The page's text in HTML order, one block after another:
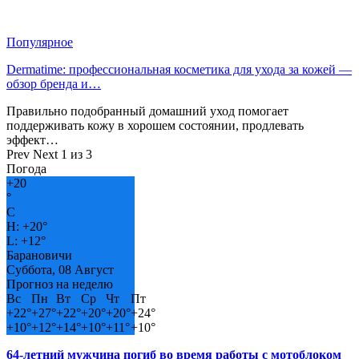
Популярное
Dermatime: профессиональная косметика для ухода за кожей —
обзор бренда и…
Правильно подобранный домашний уход помогает
поддерживать кожу в хорошем состоянии, продлевать
эффект…
Prev Next 1 из 3
Погода
+20
°
C
H: +20°
L: +12°
Барановичи
Суббота, 08 Август
Прогноз на неделю
Вс
Пн Вт Ср Чт
Пт
+22°+27°+22°+20°+20°+24°
+10°+12°+14°+10°+11°+10°
64-летний мужчина погиб во время работы с мотоблоком